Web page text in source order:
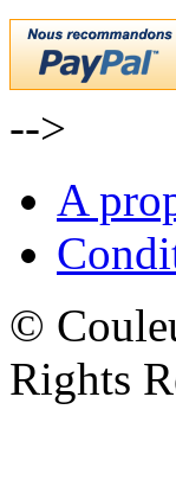
-->
A
©
Rights